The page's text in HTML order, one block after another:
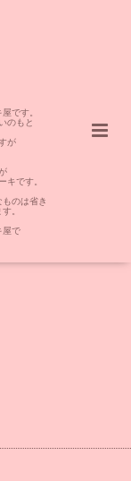
です。
のもと
が
キです。
のは省き
。
屋で